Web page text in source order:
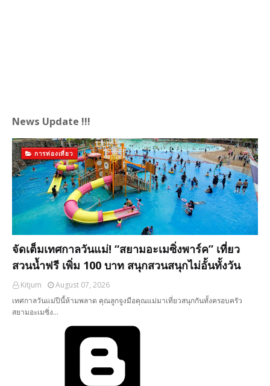
News Update !!!
การท่องเที่ยว
จัดเต็มเทศกาลวันแม่! “สยามอะเมซิ่งพาร์ค” เที่ยว
สวนน้ำฟรี เพิ่ม 100 บาท สนุกสวนสนุกไม่อั้นทั้งวัน
Kitjum
August 07, 2026
เทศกาลวันแม่ปีนี้ห้ามพลาด คุณลูกจูงมือคุณแม่มาเที่ยวสนุกกันทั้งครอบครัว
สยามอะเมซิ่ง…